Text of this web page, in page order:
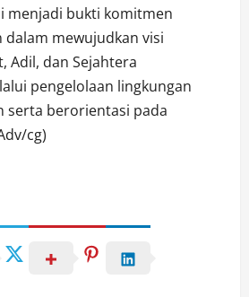
menjadi bukti komitmen
dalam mewujudkan visi
Adil, dan Sejahtera
pengelolaan lingkungan
serta berorientasi pada
cg)